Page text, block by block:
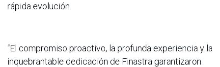
rápida evolución.
“El compromiso proactivo, la profunda experiencia y la
inquebrantable dedicación de Finastra garantizaron